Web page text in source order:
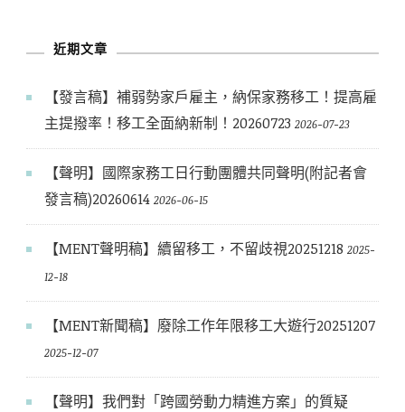
近期文章
【發言稿】補弱勢家戶雇主，納保家務移工！提高雇
主提撥率！移工全面納新制！20260723 2026-07-23
【聲明】國際家務工日行動團體共同聲明(附記者會
發言稿)20260614 2026-06-15
【MENT聲明稿】續留移工，不留歧視20251218 2025-
12-18
【MENT新聞稿】廢除工作年限移工大遊行20251207
2025-12-07
【聲明】我們對「跨國勞動力精進方案」的質疑